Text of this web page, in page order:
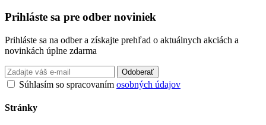
Prihláste sa pre odber noviniek
Prihláste sa na odber a získajte prehľad o aktuálnych akciách a
novinkách úplne zdarma
Odoberať
Súhlasím so spracovaním osobných údajov
Stránky